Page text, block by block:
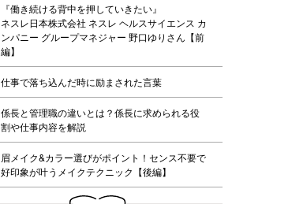
『働き続ける背中を押していきたい』
ネスレ日本株式会社 ネスレ ヘルスサイエンス カ
ンパニー グループマネジャー 野口ゆりさん【前
編】
仕事で落ち込んだ時に励まされた言葉
係長と管理職の違いとは？係長に求められる役
割や仕事内容を解説
眉メイク&カラー選びがポイント！センス不要で
好印象が叶うメイクテクニック【後編】